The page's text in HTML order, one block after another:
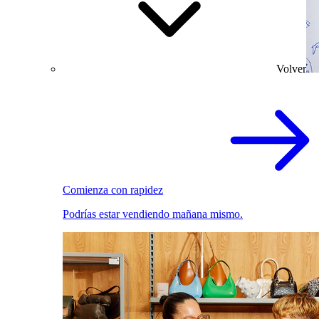
Volver
Comienza con rapidez
Podrías estar vendiendo mañana mismo.